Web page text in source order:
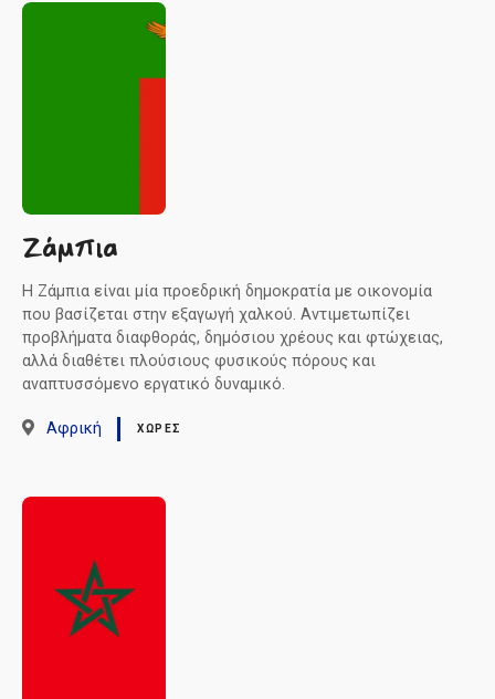
Ζάμπια
Η Ζάμπια είναι μία προεδρική δημοκρατία με οικονομία
που βασίζεται στην εξαγωγή χαλκού. Αντιμετωπίζει
προβλήματα διαφθοράς, δημόσιου χρέους και φτώχειας,
αλλά διαθέτει πλούσιους φυσικούς πόρους και
αναπτυσσόμενο εργατικό δυναμικό.
Αφρική ΧΏΡΕΣ